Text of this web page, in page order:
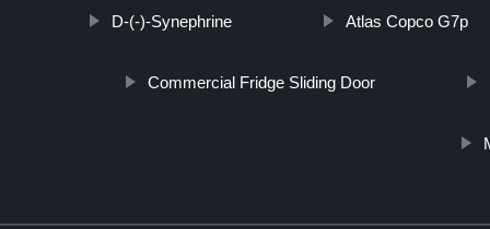
D-(-)-Synephrine Atlas Copco G7p
Commercial Fridge Sliding Door